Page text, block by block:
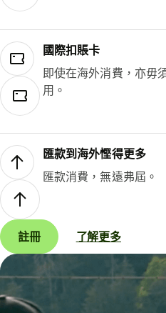
國際扣賬卡
即使在海外消費，亦毋
用。
匯款到海外慳得更多
匯款消費，無遠弗屆。
註冊 了解更多